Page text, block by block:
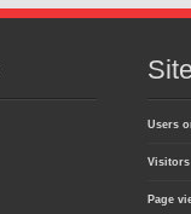
Users
Visitors
Page